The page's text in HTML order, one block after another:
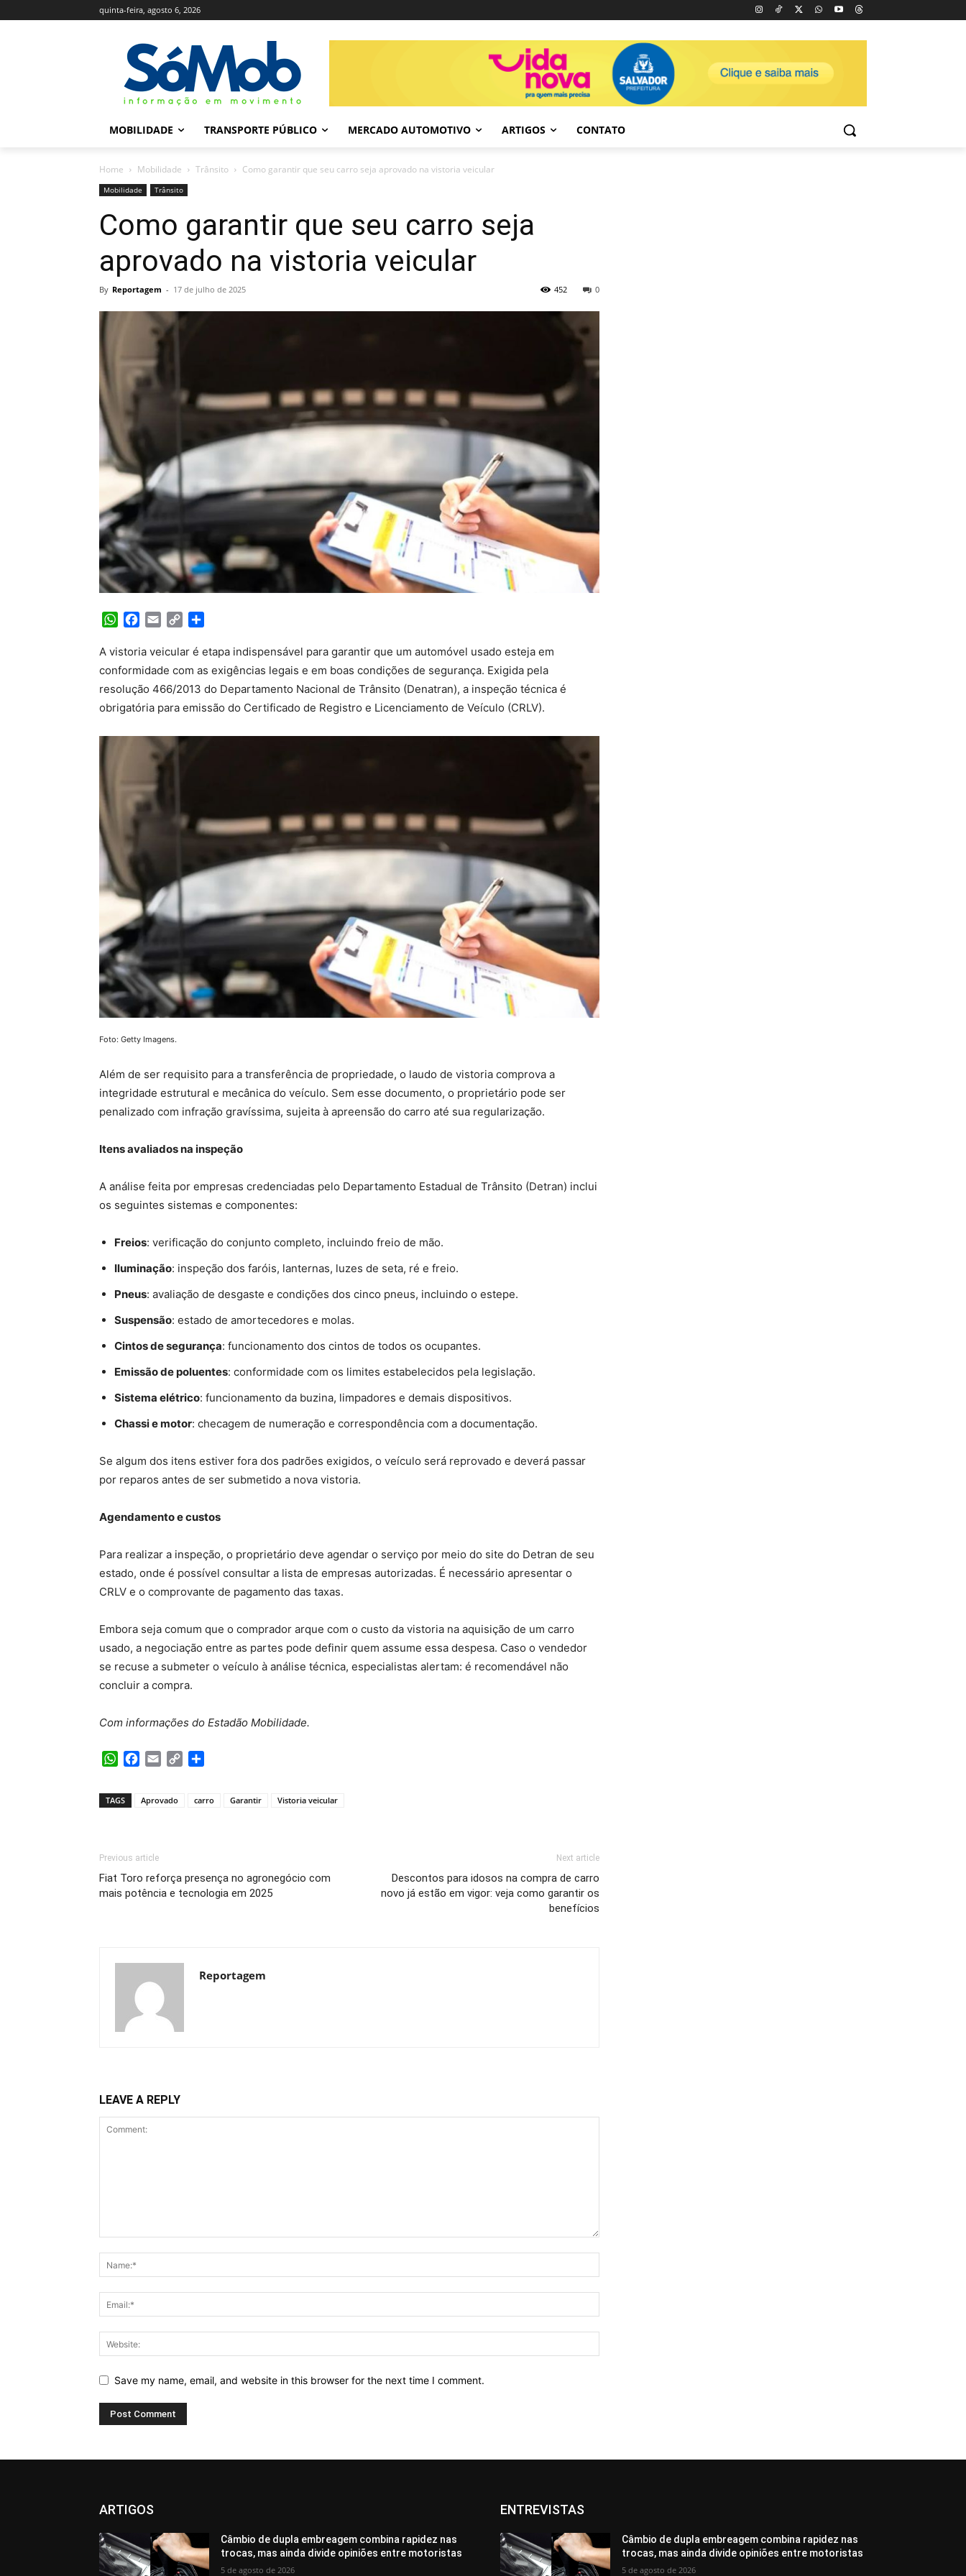
quinta-feira, agosto 6, 2026
MOBILIDADE TRANSPORTE PÚBLICO MERCADO AUTOMOTIVO ARTIGOS CONTATO
Home Mobilidade Trânsito Como garantir que seu carro seja aprovado na vistoria veicular
Mobilidade Trânsito
Como garantir que seu carro seja
aprovado na vistoria veicular
By Reportagem - 17 de julho de 2025 0
452
WhatsApp
Facebook
Email Copy
A vistoria veicular é etapa indispensável para garantir que um automóvel usado esteja em
conformidade com as exigências legais e em boas condições de segurança. Exigida pela
resolução 466/2013 do Departamento Nacional de Trânsito (Denatran), a inspeção técnica é
obrigatória para emissão do Certificado de Registro e Licenciamento de Veículo (CRLV).
Foto: Getty Imagens.
Além de ser requisito para a transferência de propriedade, o laudo de vistoria comprova a
integridade estrutural e mecânica do veículo. Sem esse documento, o proprietário pode ser
penalizado com infração gravíssima, sujeita à apreensão do carro até sua regularização.
Itens avaliados na inspeção
A análise feita por empresas credenciadas pelo Departamento Estadual de Trânsito (Detran) inclui
os seguintes sistemas e componentes:
Freios: verificação do conjunto completo, incluindo freio de mão.
Iluminação: inspeção dos faróis, lanternas, luzes de seta, ré e freio.
Pneus: avaliação de desgaste e condições dos cinco pneus, incluindo o estepe.
Suspensão: estado de amortecedores e molas.
Cintos de segurança: funcionamento dos cintos de todos os ocupantes.
Emissão de poluentes: conformidade com os limites estabelecidos pela legislação.
Sistema elétrico: funcionamento da buzina, limpadores e demais dispositivos.
Chassi e motor: checagem de numeração e correspondência com a documentação.
Se algum dos itens estiver fora dos padrões exigidos, o veículo será reprovado e deverá passar
por reparos antes de ser submetido a nova vistoria.
Agendamento e custos
Para realizar a inspeção, o proprietário deve agendar o serviço por meio do site do Detran de seu
estado, onde é possível consultar a lista de empresas autorizadas. É necessário apresentar o
CRLV e o comprovante de pagamento das taxas.
Embora seja comum que o comprador arque com o custo da vistoria na aquisição de um carro
usado, a negociação entre as partes pode definir quem assume essa despesa. Caso o vendedor
se recuse a submeter o veículo à análise técnica, especialistas alertam: é recomendável não
concluir a compra.
Com informações do Estadão Mobilidade.
WhatsApp
Facebook
Email Copy
TAGS Aprovado carro Garantir Vistoria veicular
Previous article
Fiat Toro reforça presença no agronegócio com
mais potência e tecnologia em 2025
Next article
Descontos para idosos na compra de carro
novo já estão em vigor: veja como garantir os
benefícios
Reportagem
LEAVE A REPLY
Save my name, email, and website in this browser for the next time I comment.
ARTIGOS
Câmbio de dupla embreagem combina rapidez nas
trocas, mas ainda divide opiniões entre motoristas
5 de agosto de 2026
ENTREVISTAS
Câmbio de dupla embreagem combina rapidez nas
trocas, mas ainda divide opiniões entre motoristas
5 de agosto de 2026